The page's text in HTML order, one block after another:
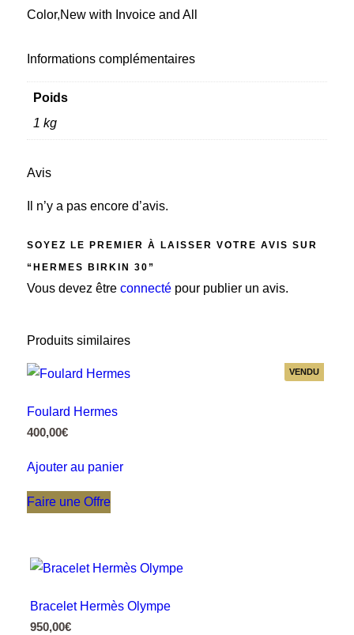
Color,New with Invoice and All
Informations complémentaires
Poids
1 kg
Avis
Il n’y a pas encore d’avis.
SOYEZ LE PREMIER À LAISSER VOTRE AVIS SUR
“HERMES BIRKIN 30”
Vous devez être connecté pour publier un avis.
Produits similaires
VENDU
Foulard Hermes
400,00€
Ajouter au panier
Faire une Offre
Bracelet Hermès Olympe
950,00€